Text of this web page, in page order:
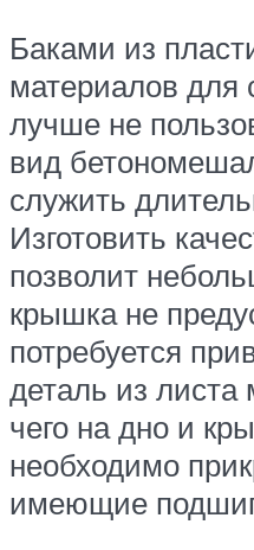
Баками из
материалов для
лучше не
вид
служить
Изготовить
позволит
крышка не
потребуется
деталь из листа
чего на дно и
необходимо
имеющие